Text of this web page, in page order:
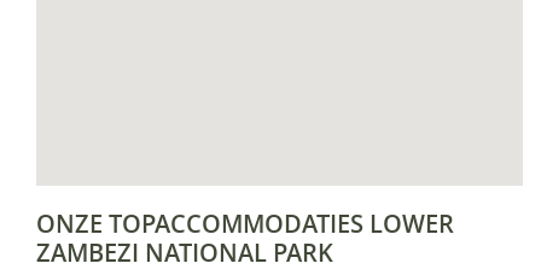
ONZE TOPACCOMMODATIES LOWER
ZAMBEZI NATIONAL PARK